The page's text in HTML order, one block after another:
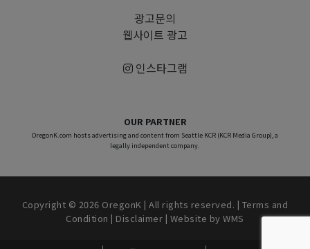
광고문의
웹사이트 광고
인스타그램
OUR PARTNER
OregonK.com hosts advertising and content from Seattle KCR (KCR Media Group), a
legally independent company.
Copyright © 2026 OregonK | All rights reserved. | Terms and
Condition | Disclaimer | Website byWMS